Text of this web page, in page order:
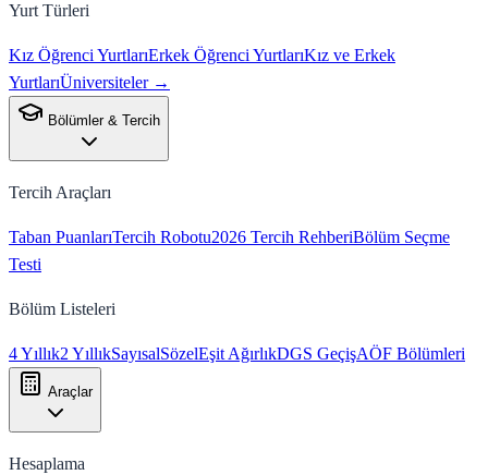
Yurt Türleri
Kız Öğrenci YurtlarıErkek Öğrenci YurtlarıKız ve Erkek
YurtlarıÜniversiteler →
Bölümler & Tercih
Tercih Araçları
Taban PuanlarıTercih Robotu2026 Tercih RehberiBölüm Seçme
Testi
Bölüm Listeleri
4 Yıllık2 YıllıkSayısalSözelEşit AğırlıkDGS GeçişAÖF Bölümleri
Araçlar
Hesaplama